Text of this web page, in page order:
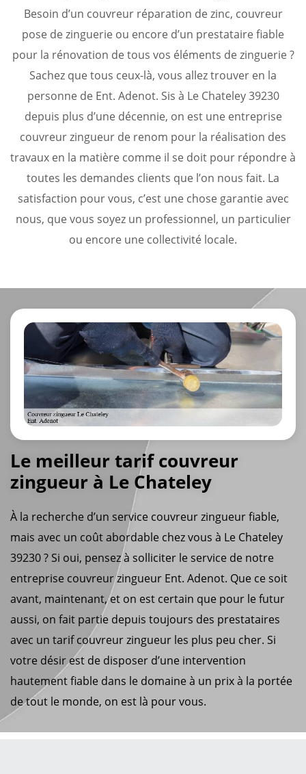
Besoin d’un couvreur réparation de zinc, couvreur
pose de zinguerie ou encore d’un prestataire fiable
pour la rénovation de tous vos éléments de zinguerie ?
Sachez que tous ceux-là, vous allez trouver en la
personne de Ent. Adenot. Sis à Le Chateley 39230
depuis plus d’une décennie, on est une entreprise
couvreur zingueur de renom pour la réalisation des
travaux en la matière comme il se doit pour répondre à
toutes les demandes clients que l’on nous fait. La
satisfaction pour vous, c’est une chose garantie avec
nous, que vous soyez un professionnel, un particulier
ou encore une collectivité locale.
Le meilleur tarif couvreur
zingueur à Le Chateley
À la recherche d’un service couvreur zingueur fiable,
mais avec un coût abordable chez vous à Le Chateley
39230 ? Si oui, pensez à solliciter le service de notre
entreprise couvreur zingueur Ent. Adenot. Que ce soit
avant, maintenant, et on est certain que pour le futur
aussi, on fait partie depuis toujours des prestataires
avec un tarif couvreur zingueur les plus peu cher. Si
votre désir est de disposer d’une intervention
hautement fiable dans le domaine à un prix à la portée
de tout le monde, on est là pour vous.